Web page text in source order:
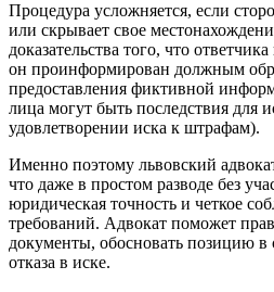
Процедура усложняется, если
или скрывает свое
доказательства того, что
он проинформирован должным
предоставления фиктивной
лица могут быть последствия для
удовлетворении иска к штрафам).
Именно поэтому львовский
что даже в простом разводе без
юридическая точность и четкое
требований. Адвокат поможет
документы, обосновать позицию в
отказа в иске.